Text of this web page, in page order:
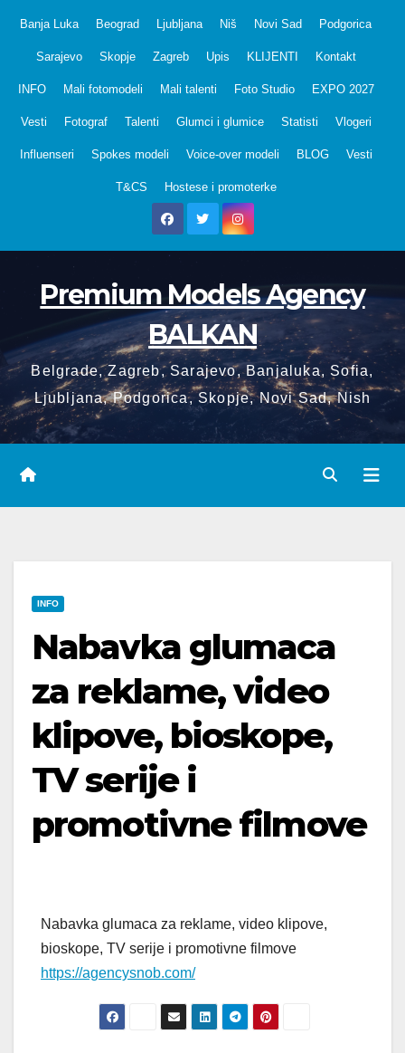
Banja Luka Beograd Ljubljana Niš Novi Sad Podgorica
Sarajevo Skopje Zagreb Upis KLIJENTI Kontakt
INFO Mali fotomodeli Mali talenti Foto Studio EXPO 2027
Vesti Fotograf Talenti Glumci i glumice Statisti Vlogeri
Influenseri Spokes modeli Voice-over modeli BLOG Vesti
T&CS Hostese i promoterke
Premium Models Agency
BALKAN
Belgrade, Zagreb, Sarajevo, Banjaluka, Sofia,
Ljubljana, Podgorica, Skopje, Novi Sad, Nish
INFO
Nabavka glumaca
za reklame, video
klipove, bioskope,
TV serije i
promotivne filmove
Nabavka glumaca za reklame, video klipove,
bioskope, TV serije i promotivne filmove
https://agencysnob.com/